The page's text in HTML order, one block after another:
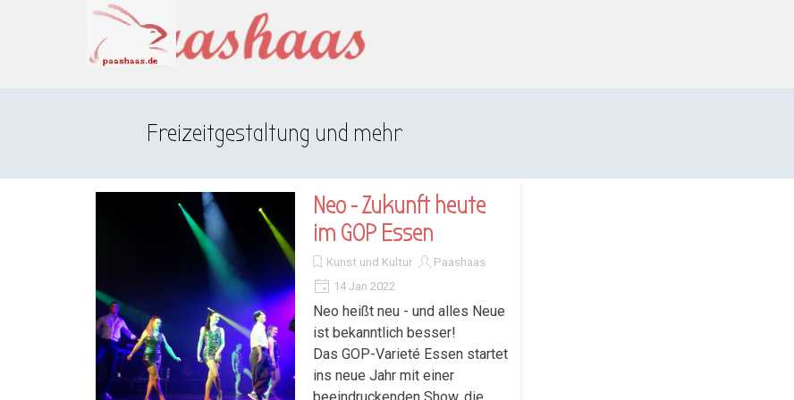
Direkt zum Seiteninhalt
Menü überspringen
Freizeitgestaltung und mehr
Neo - Zukunft heute
im GOP Essen
Kunst und Kultur
Paashaas
14 Jan 2022
Neo heißt neu - und alles Neue
ist bekanntlich besser!
Das GOP-Varieté Essen startet
ins neue Jahr mit einer